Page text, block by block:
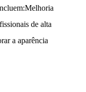
de alta
a aparência